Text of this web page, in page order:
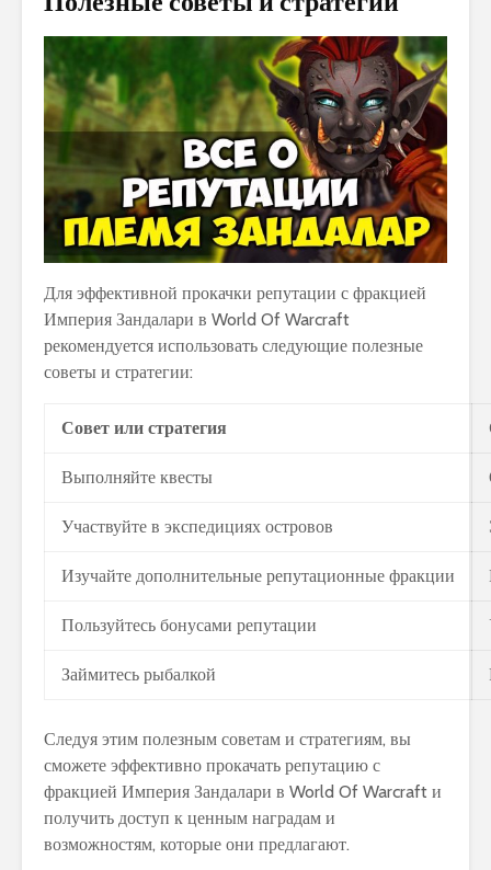
Для эффективной прокачки репутации с фракцией
Империя Зандалари в World Of Warcraft
рекомендуется использовать следующие полезные
советы и стратегии:
Совет или стратегия
Выполняйте квесты
Участвуйте в экспедициях островов
Изучайте дополнительные репутационные фракции
Пользуйтесь бонусами репутации
Займитесь рыбалкой
Следуя этим полезным советам и стратегиям, вы
сможете эффективно прокачать репутацию с
фракцией Империя Зандалари в World Of Warcraft и
получить доступ к ценным наградам и
возможностям, которые они предлагают.